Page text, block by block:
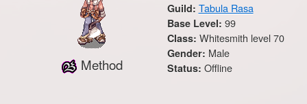
Method
Guild: Tabula Rasa
Base Level: 99
Class: Whitesmith level 70
Gender: Male
Status: Offline